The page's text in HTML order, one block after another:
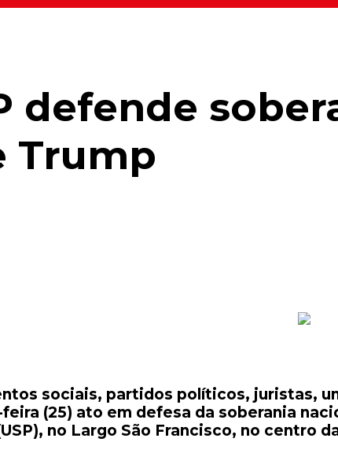
defende
Trump
sociais, partidos políticos, juristas,
(25) ato em defesa da soberania
no Largo São Francisco, no centro